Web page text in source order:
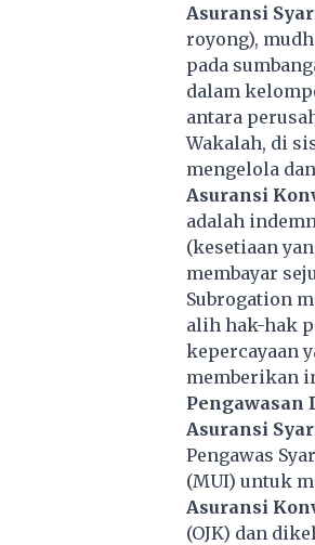
Asuransi
royong),
pada
dalam
antara
Wakalah, di
mengelola
Asuransi
adalah
(kesetiaan
membayar
Subrogation
alih hak-hak
kepercayaan
memberikan
Pengawasan
Asuransi
Pengawas
(MUI) untuk
Asuransi
(OJK) dan